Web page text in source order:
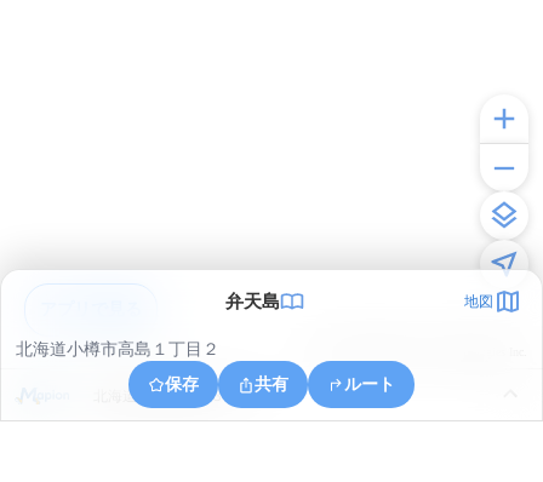
弁天島 地図
北海道小樽市高島１丁目２
保存
共有 ルート
北海道小樽市高島３丁目